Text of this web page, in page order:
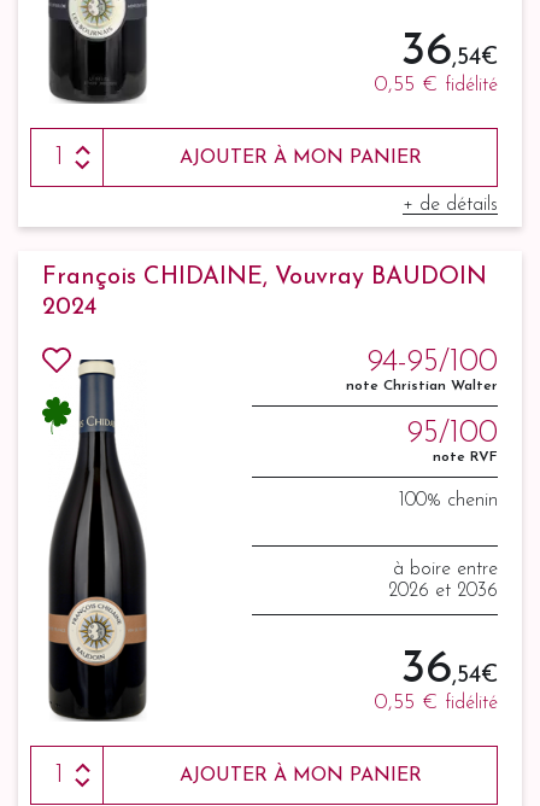
36,54 €
0,55 € fidélité
AJOUTER À MON PANIER
+ de détails
François CHIDAINE, Vouvray BAUDOIN
2024
94-95/100
note Christian Walter
95/100
note RVF
100% chenin
à boire entre
2026 et 2036
36,54 €
0,55 € fidélité
AJOUTER À MON PANIER